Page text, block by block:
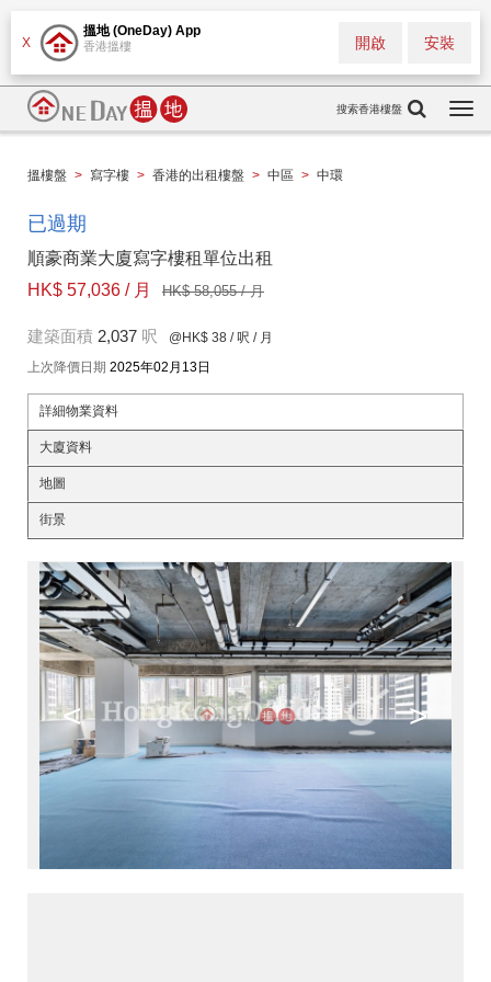
X
搵地 (OneDay) App
香港搵樓 安裝
開啟
搜索香港樓盤
搵樓盤 > 寫字樓 > 香港的出租樓盤 > 中區 > 中環
已過期
順豪商業大廈寫字樓租單位出租
HK$ 57,036 / 月
HK$ 58,055 / 月
建築面積 2,037 呎 @HK$ 38 / 呎 / 月
上次降價日期 2025年02月13日
詳細物業資料
大廈資料
地圖
街景
< >